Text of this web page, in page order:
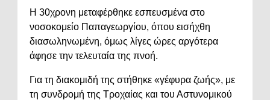
Η 30χρονη μεταφέρθηκε εσπευσμένα στο
νοσοκομείο Παπαγεωργίου, όπου εισήχθη
διασωληνωμένη, όμως λίγες ώρες αργότερα
άφησε την τελευταία της πνοή.
Για τη διακομιδή της στήθηκε «γέφυρα ζωής», με
τη συνδρομή της Τροχαίας και του Αστυνομικού